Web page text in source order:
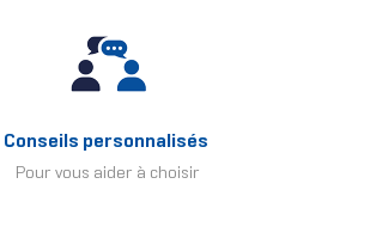
Conseils personnalisés
Pour vous aider à choisir